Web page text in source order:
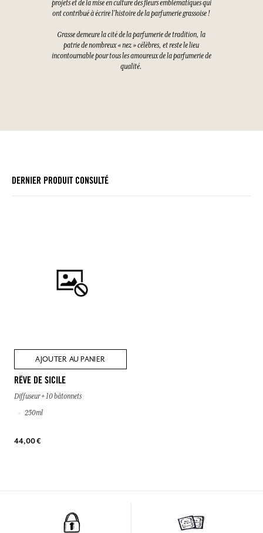
projets et de la mise en culture des fleurs emblématiques qui
ont contribué à écrire l’histoire de la parfumerie grassoise !
Grasse demeure la cité de la parfumerie de tradition, la
patrie de nombreux « nez » célèbres, et reste le lieu
incontournable pour tous les amoureux de la parfumerie de
qualité.
DERNIER PRODUIT CONSULTÉ
AJOUTER AU PANIER
RÊVE DE SICILE
Diffuseur + 10 bâtonnets
250ml
44,00 €